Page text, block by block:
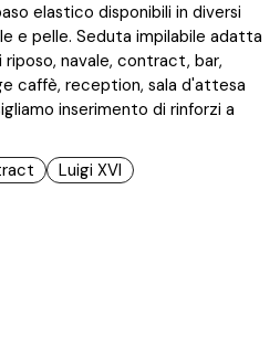
elastico disponibili in diversi
e pelle. Seduta impilabile adatta
riposo, navale, contract, bar,
caffè, reception, sala d'attesa
inserimento di rinforzi a
Luigi XVI